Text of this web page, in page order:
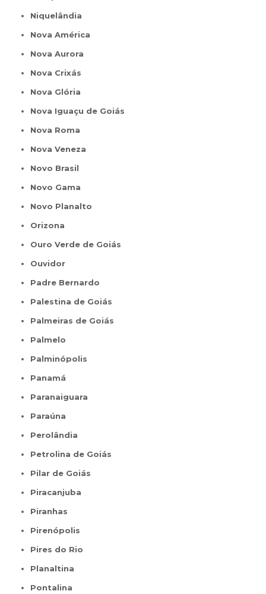
Niquelândia
Nova América
Nova Aurora
Nova Crixás
Nova Glória
Nova Iguaçu de Goiás
Nova Roma
Nova Veneza
Novo Brasil
Novo Gama
Novo Planalto
Orizona
Ouro Verde de Goiás
Ouvidor
Padre Bernardo
Palestina de Goiás
Palmeiras de Goiás
Palmelo
Palminópolis
Panamá
Paranaiguara
Paraúna
Perolândia
Petrolina de Goiás
Pilar de Goiás
Piracanjuba
Piranhas
Pirenópolis
Pires do Rio
Planaltina
Pontalina